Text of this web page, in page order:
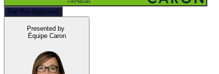
Get Pre-Approved
Presented by
Équipe Caron